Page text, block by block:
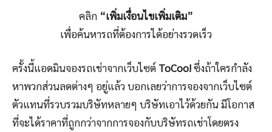
คลิก “เพิ่มเงื่อนไขเพิ่มเติม”
เพื่อค้นหารถที่ต้องการได้อย่างรวดเร็ว
ครั้งนี้แอดมินจองรถเช่าจากเว็บไซต์ ToCoo!ซึ่งถ้าใครกำลัง
หาพวกส่วนลดต่างๆ อยู่แล้ว บอกเลยว่าการจองจากเว็บไซต์
ตัวแทนที่รวบรวมบริษัทหลายๆ บริษัทเอาไว้ด้วยกัน มีโอกาส
ที่จะได้ราคาที่ถูกกว่าจากการจองกับบริษัทรถเช่าโดยตรง